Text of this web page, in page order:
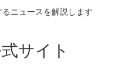
ニュースを解説します
サイト